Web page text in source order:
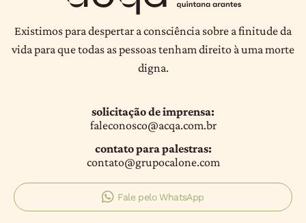
Existimos para despertar a consciência sobre a finitude da
vida para que todas as pessoas tenham direito à uma morte
digna.
solicitação de imprensa:
faleconosco@acqa.com.br
contato para palestras:
contato@grupocalone.com
Fale pelo WhatsApp